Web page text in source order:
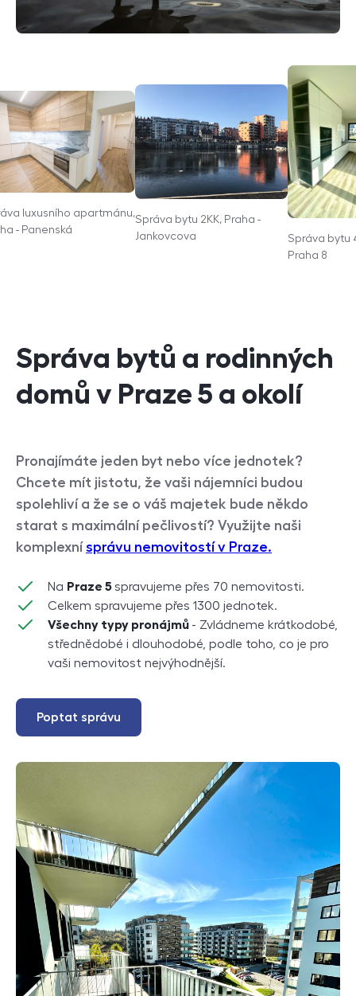
luxusního apartmánu,
- Panenská
Správa bytu 2KK, Praha -
Jankovcova
Správa bytu
Praha 8
Správa bytů a rodinných
domů v Praze 5 a okolí
Pronajímáte jeden byt nebo více jednotek?
Chcete mít jistotu, že vaši nájemníci budou
spolehliví a že se o váš majetek bude někdo
starat s maximální pečlivostí? Využijte naši
komplexnísprávu nemovitostí v Praze.
Na Praze 5spravujeme přes 70 nemovitosti.
Celkem spravujeme přes 1300 jednotek.
Všechny typy pronájmů - Zvládneme krátkodobé,
střednědobé i dlouhodobé, podle toho, co je pro
vaši nemovitost nejvýhodnější.
Poptat správu